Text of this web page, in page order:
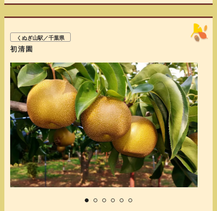
くぬぎ山駅／千葉県
初清園